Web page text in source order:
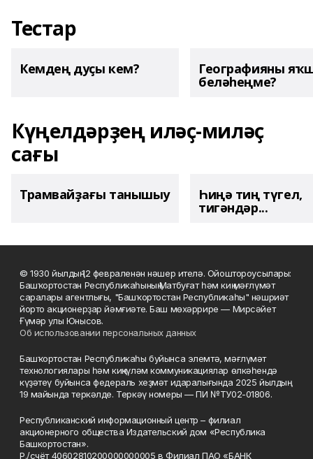
Тестар
Кемдең дуҫы кем? Географияны
беләһеңме?
Күңелдәрҙең иләҫ-миләҫ
сағы
Трамвайҙағы танышыу Һиңә тиң түгел,
тигәндәр...
© 1930 йылдың 12 февраленән нәшер ителә. Ойоштороусылары:
Башҡортостан Республикаһының Матбуғат һәм киң мәғлүмәт
саралары агентлығы, "Башҡортостан Республикаһы" нәшриәт
йорто акционерҙар йәмғиәте. Баш мөхәррире — Мирсәйет
Ғүмәр улы Юнысов.
Об использовании персональных данных
Башҡортостан Республикаһы буйынса элемтә, мәғлүмәт
технологиялары һәм киңкүләм коммуникациялар өлкәһендә
күҙәтеү буйынса федераль хеҙмәт идаралығында 2025 йылдың
19 майында теркәлде. Теркәү номеры — ПИ №ТУ02-01806.
Республиканский информационный центр – филиал
акционерного общества Издательский дом «Республика
Башкортостан».
Р./счёт 40602810200000000005 в Филиал ПАО «БАНК